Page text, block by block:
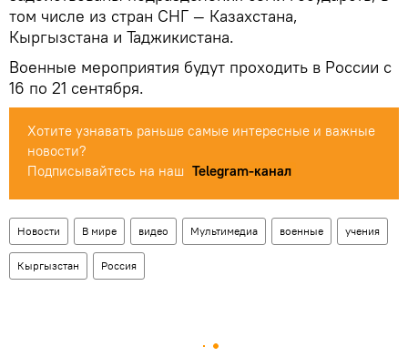
том числе из стран СНГ — Казахстана,
Кыргызстана и Таджикистана.
Военные мероприятия будут проходить в России с
16 по 21 сентября.
Хотите узнавать раньше самые интересные и важные
новости?
Подписывайтесь на наш Telegram-канал
Новости В мире видео Мультимедиа военные учения
Кыргызстан Россия